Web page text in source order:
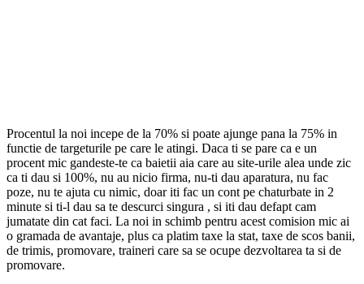
Procentul la noi incepe de la 70% si poate ajunge pana la 75% in
functie de targeturile pe care le atingi. Daca ti se pare ca e un
procent mic gandeste-te ca baietii aia care au site-urile alea unde zic
ca ti dau si 100%, nu au nicio firma, nu-ti dau aparatura, nu fac
poze, nu te ajuta cu nimic, doar iti fac un cont pe chaturbate in 2
minute si ti-l dau sa te descurci singura , si iti dau defapt cam
jumatate din cat faci. La noi in schimb pentru acest comision mic ai
o gramada de avantaje, plus ca platim taxe la stat, taxe de scos banii,
de trimis, promovare, traineri care sa se ocupe dezvoltarea ta si de
promovare.